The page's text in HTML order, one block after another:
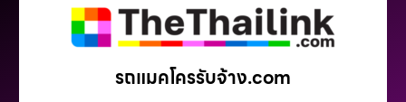
รถแมคโครรับจ้าง.com